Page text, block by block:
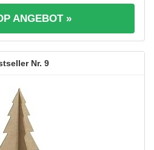
ANGEBOT »
9